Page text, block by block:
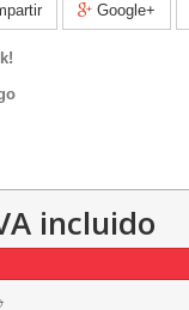
Google+
incluido